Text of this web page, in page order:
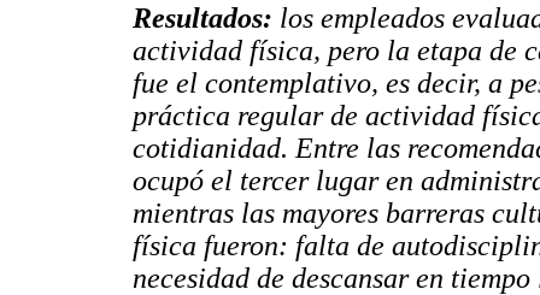
Resultados: los empleados
actividad física, pero la etapa de
fue el contemplativo, es decir, a
práctica regular de actividad
cotidianidad. Entre las
ocupó el tercer lugar en
mientras las mayores barreras
física fueron: falta de
necesidad de descansar en